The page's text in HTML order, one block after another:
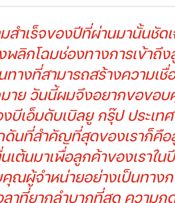
สำเร็จของปีที่ผ่านมานั้นชัด
พลิกโฉมช่องทางการเข้าถึ
ทางที่สามารถสร้างความเ
าย วันนี้ผมจึงอยากขอขอ
บีเอ็มดับเบิลยู กรุ๊ป ประเท
นที่สำคัญที่สุดของเราก็คือ
เต้นมาเพื่อลูกค้าของเรา
ณผู้จำหน่ายอย่างเป็นทาง
ลาที่ยากลำบากที่สุด ความก